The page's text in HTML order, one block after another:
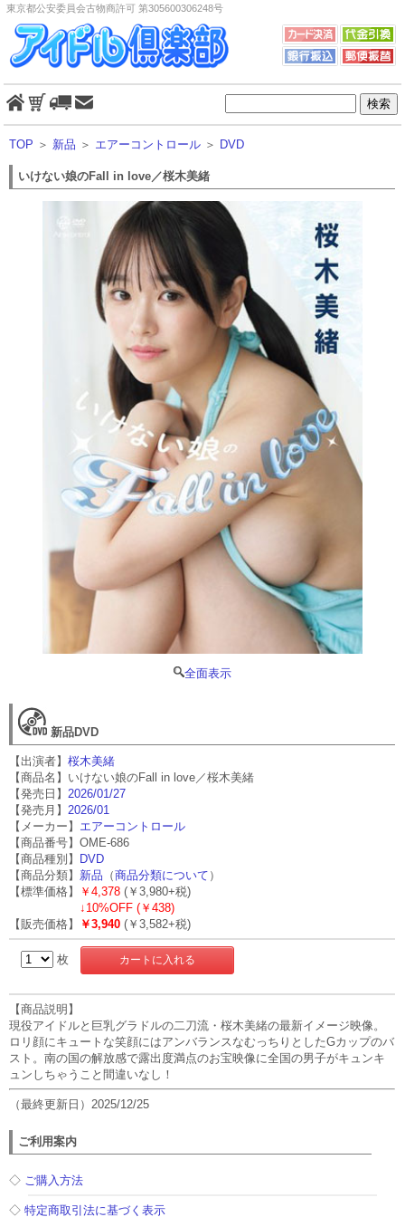
東京都公安委員会古物商許可 第305600306248号
TOP ＞ 新品 ＞ エアーコントロール ＞ DVD
いけない娘のFall in love／桜木美緒
全面表示
新品DVD
【出演者】桜木美緒
【商品名】いけない娘のFall in love／桜木美緒
【発売日】 2026/01/27
【発売月】 2026/01
【メーカー】 エアーコントロール
【商品番号】OME-686
【商品種別】 DVD
【商品分類】 新品 （商品分類について ）
【標準価格】
￥4,378 (￥3,980+税)
↓ 10%OFF (￥438)
【販売価格】
￥3,940 (￥3,582+税)
枚
【商品説明】
現役アイドルと巨乳グラドルの二刀流・桜木美緒の最新イメージ映像。
ロリ顔にキュートな笑顔にはアンバランスなむっちりとしたGカップのバ
スト。南の国の解放感で露出度満点のお宝映像に全国の男子がキュンキ
ュンしちゃうこと間違いなし！
（最終更新日）2025/12/25
ご利用案内
◇ ご購入方法
◇特定商取引法に基づく表示